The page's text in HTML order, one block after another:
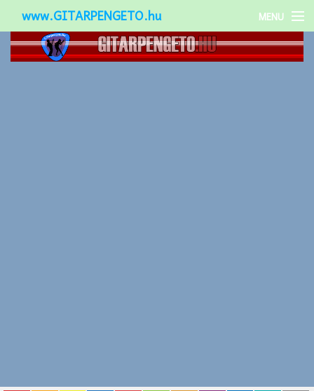
www.GITARPENGETO.hu MENU
Népszerű-